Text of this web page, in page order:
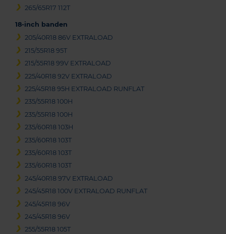
265/65R17 112T
18-inch banden
205/40R18 86V EXTRALOAD
215/55R18 95T
215/55R18 99V EXTRALOAD
225/40R18 92V EXTRALOAD
225/45R18 95H EXTRALOAD RUNFLAT
235/55R18 100H
235/55R18 100H
235/60R18 103H
235/60R18 103T
235/60R18 103T
235/60R18 103T
245/40R18 97V EXTRALOAD
245/45R18 100V EXTRALOAD RUNFLAT
245/45R18 96V
245/45R18 96V
255/55R18 105T